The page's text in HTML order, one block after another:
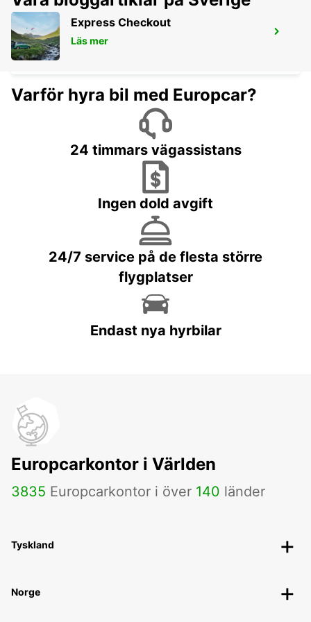
ITZEHOE
ITZEHOE - GERMANY
Express Checkout
Läs mer
Varför hyra bil med Europcar?
24 timmars vägassistans
Ingen dold avgift
24/7 service på de flesta större
flygplatser
Endast nya hyrbilar
Europcarkontor i Världen
3835 Europcarkontor i över 140 länder
Tyskland
Norge